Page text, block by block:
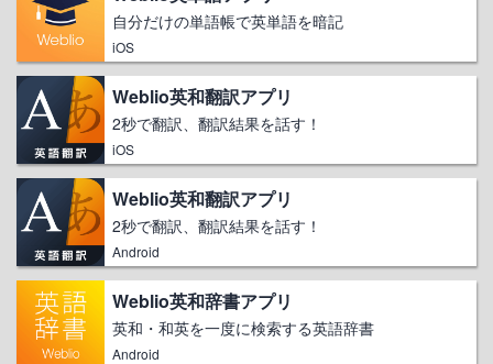
自分だけの単語帳で英単語を暗記
iOS
Weblio英和翻訳アプリ
2秒で翻訳、翻訳結果を話す！
iOS
Weblio英和翻訳アプリ
2秒で翻訳、翻訳結果を話す！
Android
Weblio英和辞書アプリ
英和・和英を一度に検索する英語辞書
Android